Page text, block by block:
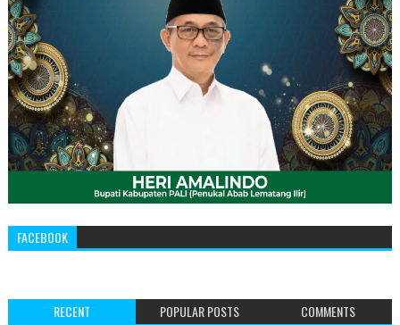
FACEBOOK
RECENT POPULAR POSTS COMMENTS